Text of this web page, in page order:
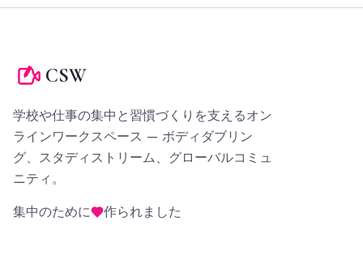
CSW
学校や仕事の集中と習慣づくりを支えるオン
ラインワークスペース — ボディダブリン
グ、スタディストリーム、グローバルコミュ
ニティ。
集中のために
作られました